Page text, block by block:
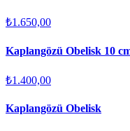
₺1.650,00
Kaplangözü Obelisk 10
₺1.400,00
Kaplangözü Obelisk